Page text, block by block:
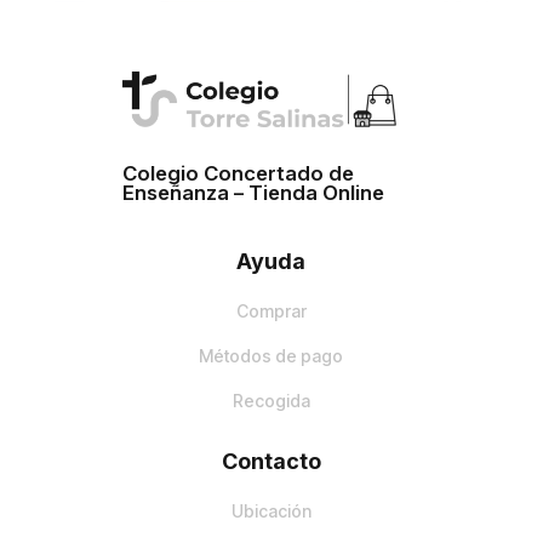
Colegio Concertado de
Enseñanza – Tienda Online
Ayuda
Comprar
Métodos de pago
Recogida
Contacto
Ubicación